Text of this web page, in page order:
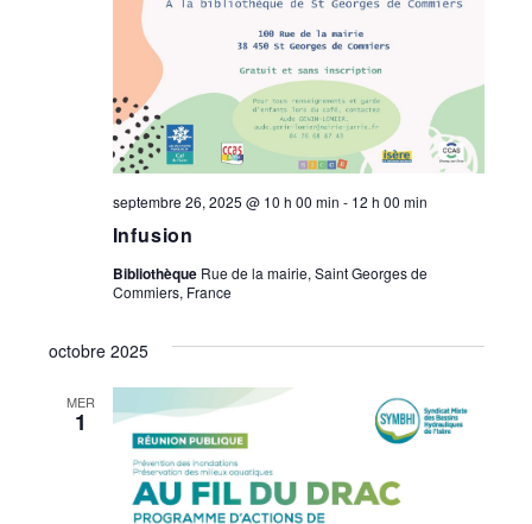
Infusion
septembre 26, 2025 @ 10 h 00 min - 12 h 00 min
Bibliothèque Rue de la mairie, Saint Georges de
Commiers, France
octobre 2025
MER
1